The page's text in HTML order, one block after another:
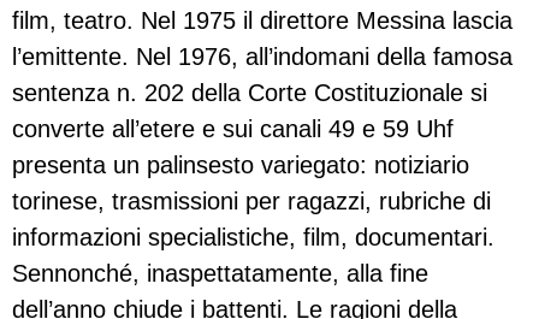
film, teatro. Nel 1975 il direttore Messina lascia
l’emittente. Nel 1976, all’indomani della famosa
sentenza n. 202 della Corte Costituzionale si
converte all’etere e sui canali 49 e 59 Uhf
presenta un palinsesto variegato: notiziario
torinese, trasmissioni per ragazzi, rubriche di
informazioni specialistiche, film, documentari.
Sennonché, inaspettatamente, alla fine
dell’anno chiude i battenti. Le ragioni della